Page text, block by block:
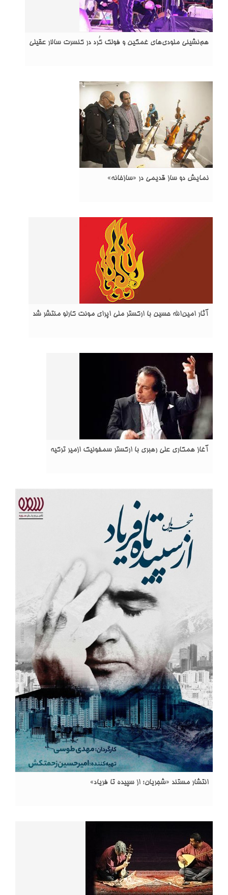
هم‌نشینی ملودی‌های غمگین و فولک کُرد در کنسرت سالار عقیلی
نمایش دو ساز قدیمی در «سازخانه»
آثار امین‌الله حسین با ارکستر ملی اپرای مونت کارلو منتشر شد
آغاز همکاری علی رهبری با ارکستر سمفونیک ازمیر ترکیه
انتشار مستند «شجریان؛ از سپیده تا فریاد»